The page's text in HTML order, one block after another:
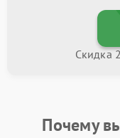
Скидка
Почему